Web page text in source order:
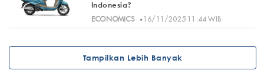
Indonesia?
ECONOMICS· 16/11/2025 11:44 WIB
Tampilkan Lebih Banyak